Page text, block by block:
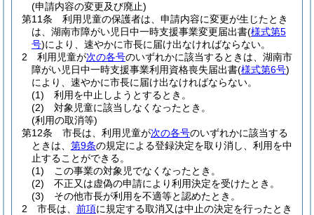
(申請内容の変更及び廃止)
第11条
利用児童の保護者は、申請内容に変更が生じたとき
は、湖南市障がい児日中一時支援事業変更届出書(様式第5
号)により、速やかに市長に届け出なければならない。
2
利用児童が次の各号のいずれかに該当するときは、湖南市
障がい児日中一時支援事業利用資格喪失届出書(様式第6号)
により、速やかに市長に届け出なければならない。
(1)
利用を中止しようとするとき。
(2)
対象児童に該当しなくなったとき。
(利用の取消等)
第12条
市長は、利用児童が次の各号のいずれかに該当する
ときは、 第9条の規定による登録決定を取り消し、利用を中
止することができる。
(1)
この事業の対象児でなくなったとき。
(2)
不正又は虚偽の申請により利用決定を受けたとき。
(3)
その他市長が利用を不適等と認めたとき。
2
市長は、 前項に規定する取消又は中止の決定を行ったとき